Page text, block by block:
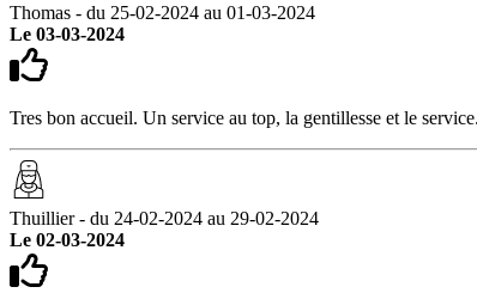
Thomas - du 25-02-2024 au 01-03-2024
Le 03-03-2024
Tres bon accueil. Un service au top, la gentillesse et le
Thuillier - du 24-02-2024 au 29-02-2024
Le 02-03-2024